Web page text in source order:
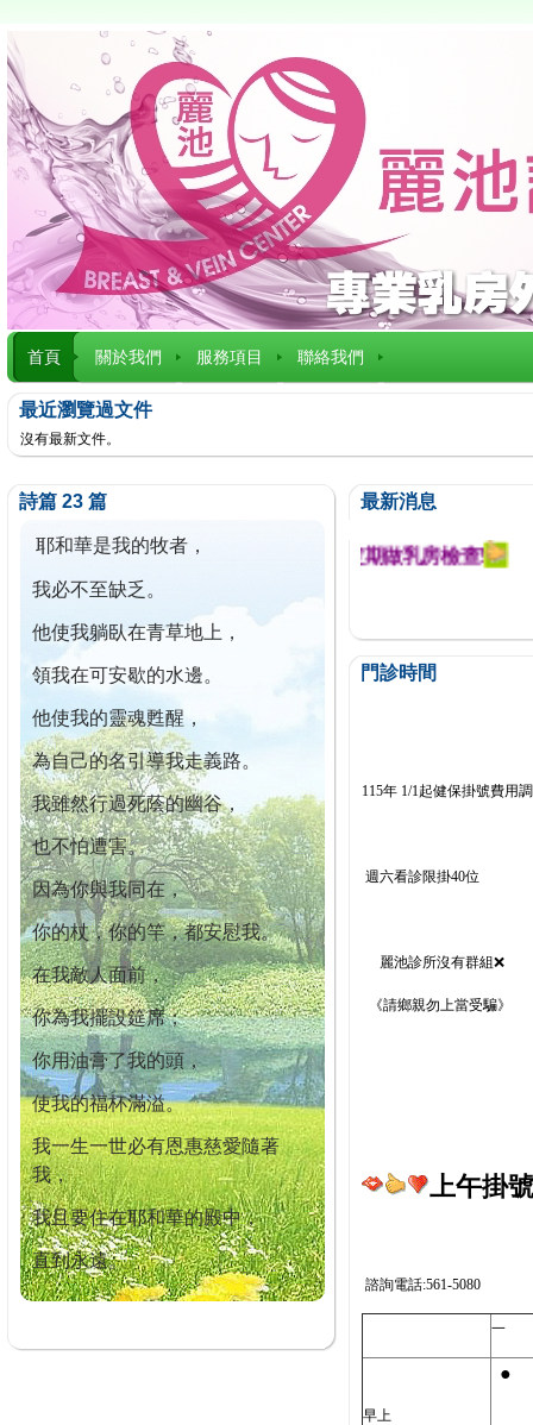
首頁 關於我們 服務項目 聯絡我們
最近瀏覽過文件
沒有最新文件。
詩篇 23 篇
耶和華是我的牧者，
我必不至缺乏。
他使我躺臥在青草地上，
領我在可安歇的水邊。
他使我的靈魂甦醒，
為自己的名引導我走義路。
我雖然行過死蔭的幽谷，
也不怕遭害。
因為你與我同在，
你的杖，你的竿，都安慰我。
在我敵人面前，
你為我擺設筵席；
你用油膏了我的頭，
使我的福杯滿溢。
我一生一世必有恩惠慈愛隨著
我，
我且要住在耶和華的殿中，
直到永遠。
最新消息
今已篩檢出1700位乳癌患者,提醒您定期做乳房檢查!
門診時間
115年 1/1起健保掛號費用
週六看診限掛40位
麗池診所沒有群組❌
《請鄉親勿上當受騙》
上午掛
諮詢電話:561-5080
一
早上
●